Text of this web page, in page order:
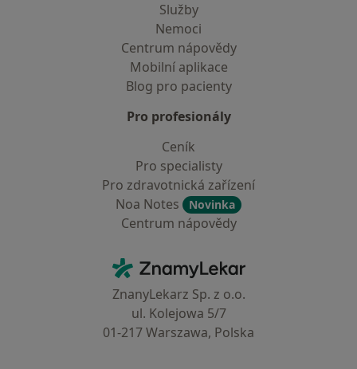
Služby
Nemoci
Centrum nápovědy
Mobilní aplikace
Blog pro pacienty
Pro profesionály
Ceník
Pro specialisty
Pro zdravotnická zařízení
Noa Notes
Novinka
Centrum nápovědy
ZnamyLekar - Hlavní stránka
ZnanyLekarz Sp. z o.o.
ul. Kolejowa 5/7
01-217 Warszawa, Polska